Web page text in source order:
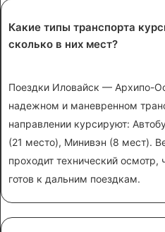
Какие типы транспорта
сколько в них мест?
Поездки Иловайск — Архипо-
надежном и маневренном
направлении курсируют:
(21 место), Минивэн (8 мест).
проходит технический осмотр,
готов к дальним поездкам.